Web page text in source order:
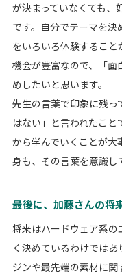
が決まっていなくても、
です。自分でテーマを決
をいろいろ体験すること
機会が豊富なので、「
めしたいと思います。
先生の言葉で印象に残
はない」と言われたこ
から学んでいくことが大
身も、その言葉を意識し
最後に、加藤さんの将
将来はハードウェア系の
く決めているわけでは
ジンや最先端の素材に